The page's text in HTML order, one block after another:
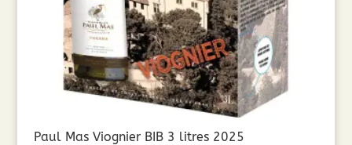
Paul Mas Viognier BIB 3 litres 2025